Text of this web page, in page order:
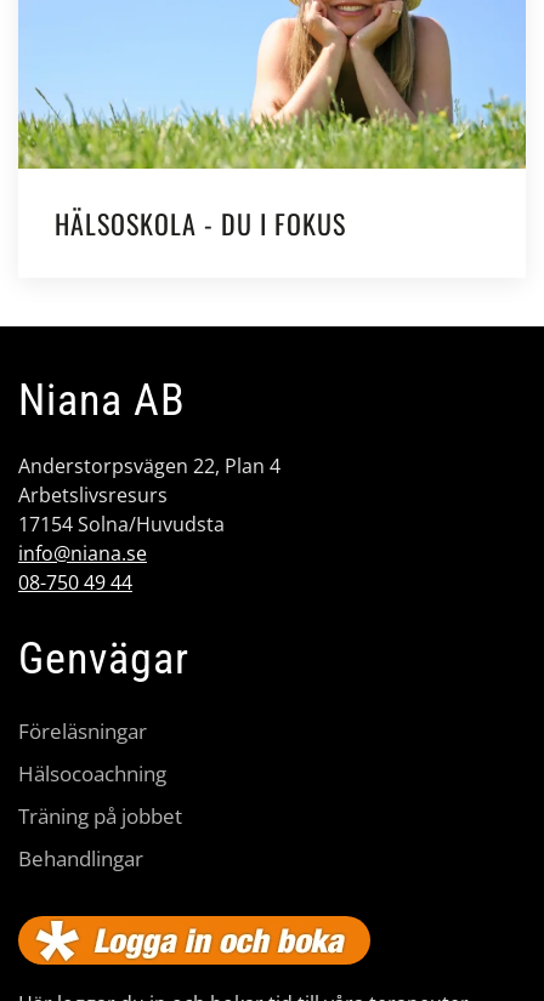
HÄLSOSKOLA - DU I FOKUS
Niana AB
Anderstorpsvägen 22, Plan 4
Arbetslivsresurs
17154 Solna/Huvudsta
info@niana.se
08-750 49 44
Genvägar
Föreläsningar
Hälsocoachning
Träning på jobbet
Behandlingar